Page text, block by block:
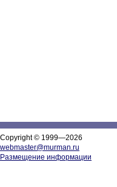
Copyright © 1999—2026
webmaster@murman.ru
Размещение информации